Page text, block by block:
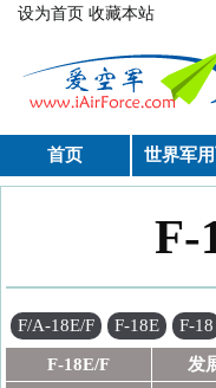
跳转到主要内容
设为首页 收藏本站
首页 世界军
F-
F/A-18E/F F-18E F-18
F-18E/F 发